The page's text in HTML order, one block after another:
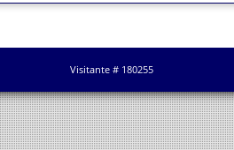
Visitante # 180255